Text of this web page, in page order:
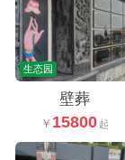
生态园
壁葬
15800